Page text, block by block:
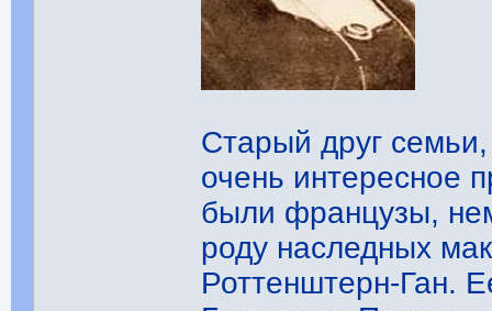
Старый друг
очень интересное
были французы,
роду наследных
Роттенштерн-Ган.